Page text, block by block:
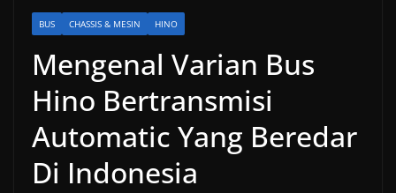
BUS CHASSIS & MESIN HINO
Mengenal Varian Bus
Hino Bertransmisi
Automatic Yang Beredar
Di Indonesia